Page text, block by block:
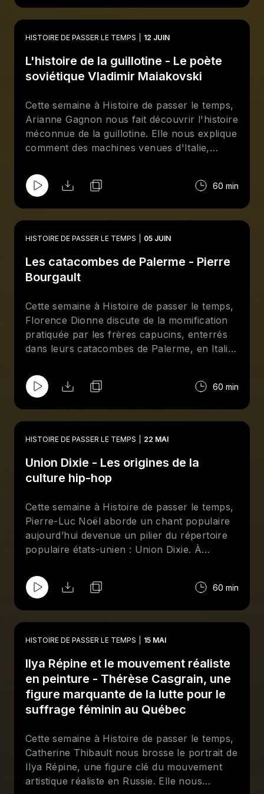
soviétique. Enfin, Catherine Thibeault retrace
la vie mouvementée de Boris Eltsine, premier
symbole de la décadence des années 1990.
HISTOIRE DE PASSER LE TEMPS 12 JUIN
L'histoire de la guillotine - Le poète
soviétique Vladimir Maiakovski
Cette semaine à Histoire de passer le temps,
Arianne Gagnon nous fait découvrir l'histoire
méconnue de la guillotine. Elle nous explique
comment des machines venues d'Italie,
progressivement façonné l'idée d'une mort
mécanisée et d'une quête d'égalité. Catherine
vie de Vladimir Maiakovski, un artiste
soviétique influant des premières décennies
poète mélancolique passionné, dont le
parcours a été marqué par la Révolution.
60 min
HISTOIRE DE PASSER LE TEMPS 05 JUIN
Les catacombes de Palerme - Pierre
Bourgault
Cette semaine à Histoire de passer le temps,
Florence Dionne discute de la momification
pratiquée par les frères capucins, enterrés
dans leurs catacombes de Palerme, en Italie.
spiritualité locale se sont influencées pour
donner naissance à cette pratique. Il est
de restes humains dans un contexte
touristique. Quant à lui, Pierre-Luc Noël
Connu principalement pour avoir dirigé le
Rassemblement pour l’Indépendance
suite été journaliste culturel et même
professeur à l'UQAM.
60 min
HISTOIRE DE PASSER LE TEMPS 22 MAI
Union Dixie - Les origines de la
culture hip-hop
Cette semaine à Histoire de passer le temps,
Pierre-Luc Noël aborde un chant populaire
aujourd’hui devenue un pilier du répertoire
populaire états-unien : Union Dixie. À
célébrant le Sud esclavagiste. Celle-ci fut
ensuite remaniée — voire parodiée — afin de
Confédération. Pour sa part, Charlotte
Lafleur nous parle des origines de la culture
Kool Herc, Grandmaster Flash et Afrika
Bambaataa.
60 min
HISTOIRE DE PASSER LE TEMPS 15 MAI
Ilya Répine et le mouvement réaliste
en peinture - Thérèse Casgrain, une
figure marquante de la lutte pour le
suffrage féminin au Québec
Cette semaine à Histoire de passer le temps,
Catherine Thibault nous brosse le portrait de
Ilya Répine, une figure clé du mouvement
artistique réaliste en Russie. Elle nous